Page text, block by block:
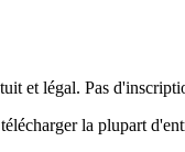
et légal. Pas
la plupart